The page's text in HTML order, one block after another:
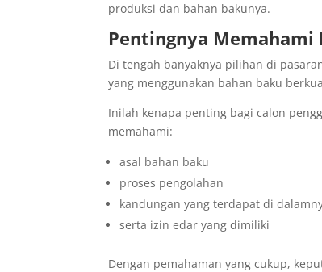
produksi dan bahan bakunya.
Pentingnya
Di tengah banyaknya pilihan di
yang menggunakan bahan baku
Inilah kenapa penting bagi calon
memahami:
asal bahan baku
proses pengolahan
kandungan yang terdapat di
serta izin edar yang dimiliki
Dengan pemahaman yang cukup,